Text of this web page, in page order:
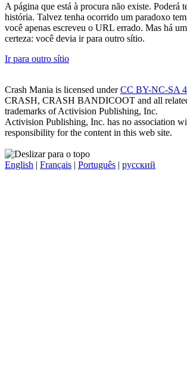
A página que está à procura não existe. Poderá
história. Talvez tenha ocorrido um paradoxo
você apenas escreveu o URL errado. Mas há
certeza: você devia ir para outro sítio.
Ir para outro sítio
Crash Mania is licensed underCC BY-NC-SA
CRASH, CRASH BANDICOOT and all
trademarks of Activision Publishing, Inc.
Activision Publishing, Inc. has no association
responsibility for the content in this web site.
English | Français | Português | русский